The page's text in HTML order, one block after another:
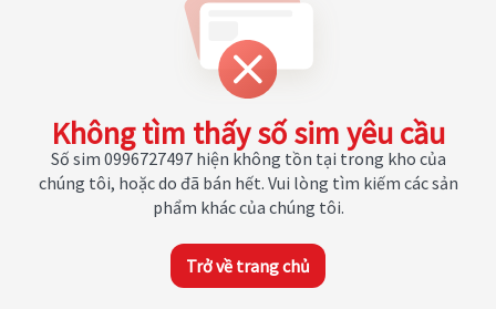
Không tìm thấy số sim yêu cầu
Số sim 0996727497 hiện không tồn tại trong kho của
chúng tôi, hoặc do đã bán hết. Vui lòng tìm kiếm các sản
phẩm khác của chúng tôi.
Trở về trang chủ